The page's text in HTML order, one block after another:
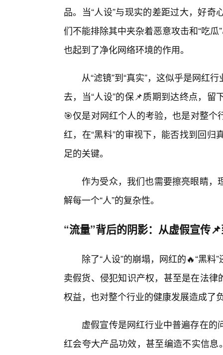
品。当“人设”与现实的差距过大，好
们不能排除其中夹杂着恶意攻击和“吃
也起到了净化网络环境的作用。
从“滤镜”到“真实”，这似乎是网红
去，当“人设”的保📌质期到达终点，
🎯仅是对网红个人的考验，也是对整
红，在“黑料”的审视下，能否找到回
足的关键。
作为受众，我们也需要擦亮眼睛，
解每一个“人”的复杂性。
“流量”背后的阴影：从虚假宣传
除了“人设”的崩塌，网红的🔥“黑
卖假货、侵犯知识产权，甚至是在法
权益，也对整个行业的健康发展造成了
虚假宣传是网红行业中普遍存在
红会夸大产品功效，甚至编造不实信